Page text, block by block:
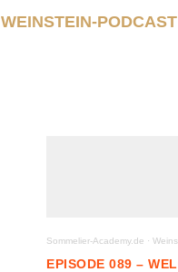
WEINSTEIN-
Sommelier-Academy.de ·
EPISODE 089 –